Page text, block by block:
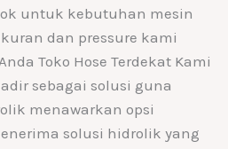
untuk kebutuhan mesin
dan pressure kami
Toko Hose Terdekat Kami
sebagai solusi guna
menawarkan opsi
solusi hidrolik yang